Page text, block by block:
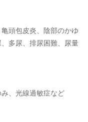
頭包皮炎、陰部のかゆ
多尿、排尿困難、尿量
、光線過敏症など